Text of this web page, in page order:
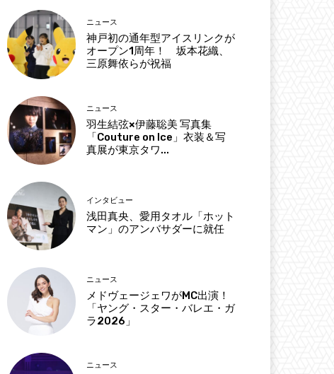
ニュース
神戸初の通年型アイスリンクが
オープン1周年！ 坂本花織、
三原舞依らが祝福
ニュース
羽生結弦×伊藤聡美 写真集
「Couture on Ice」衣装＆写
真展が東京タワ...
インタビュー
浅田真央、愛用タオル「ホット
マン」のアンバサダーに就任
ニュース
メドヴェージェワがMC出演！
「ヤング・スター・バレエ・ガ
ラ2026」
ニュース